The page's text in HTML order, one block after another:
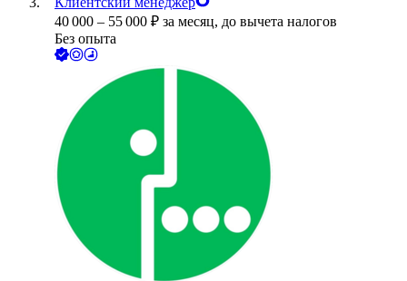
40 000 – 55 000 ₽ за месяц, до вычета налогов
Без опыта